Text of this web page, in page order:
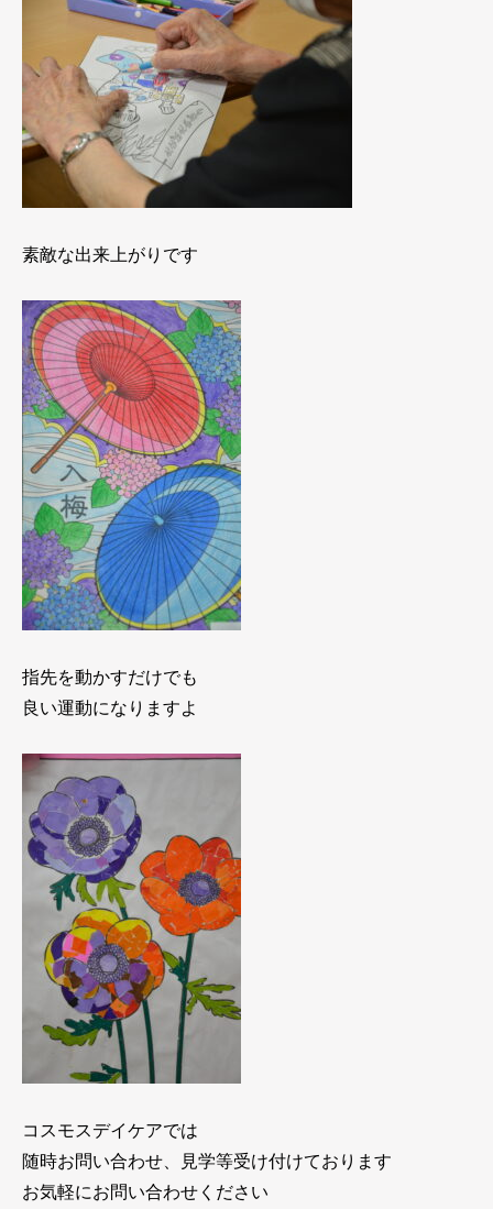
素敵な出来上がりです
指先を動かすだけでも
良い運動になりますよ
コスモスデイケアでは
随時お問い合わせ、見学等受け付けております
お気軽にお問い合わせください